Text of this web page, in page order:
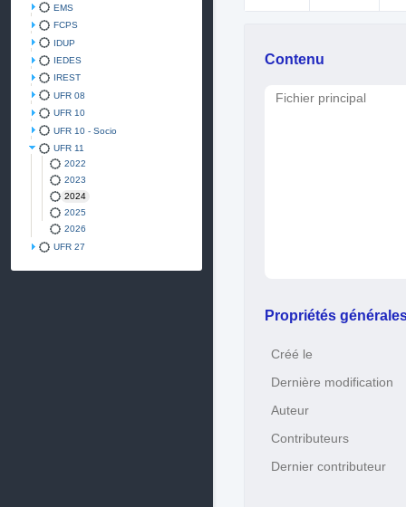
EMS
FCPS
IDUP
IEDES
IREST
UFR 08
UFR 10
UFR 10 - Socio
UFR 11
2022
2023
2024
2025
2026
UFR 27
Contenu
Fichier principal
Propriétés
Créé le
Dernière modification
Auteur
Contributeurs
Dernier contributeur